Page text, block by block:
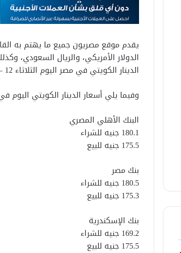
يقدم موقع مصريون جميع ما يهتم به
الدولار الأمريكي، والريال السعودي،
الدينار الكويتي في مصر اليوم الثلاثاء 12 – 5 – 2026 .
وفيما يلي أسعار الدينار الكويتي
البنك الأهلي المصري
180.1 جنيه للشراء
175.5 جنيه للبيع
بنك مصر
180.5 جنيه للشراء
175.3 جنيه للبيع
بنك الإسكندرية
169.2 جنيه للشراء
175.5 جنيه للبيع